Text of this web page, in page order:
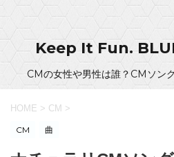
Keep It Fun.
CMの女性や男性は誰？CMソン
HOME > CM >
CM 曲